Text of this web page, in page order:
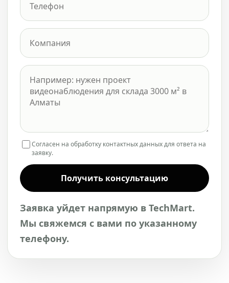
Согласен на обработку контактных данных для ответа на
заявку.
Получить консультацию
Заявка уйдет напрямую в TechMart.
Мы свяжемся с вами по указанному
телефону.